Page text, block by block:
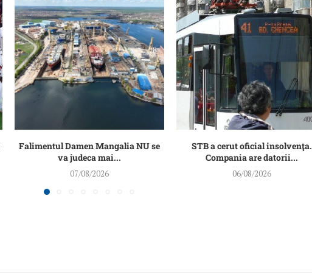
Falimentul Damen Mangalia NU se
va judeca mai...
07/08/2026
STB a cerut oficial insolvenţa.
Compania are datorii...
06/08/2026